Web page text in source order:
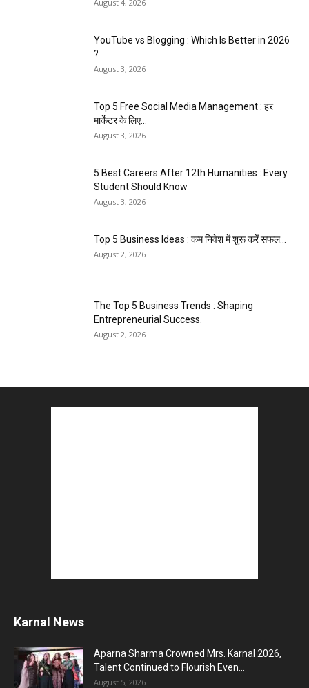
August 4, 2026
YouTube vs Blogging : Which Is Better in 2026
?
August 3, 2026
Top 5 Free Social Media Management : हर
मार्केटर के लिए...
August 3, 2026
5 Best Careers After 12th Humanities : Every
Student Should Know
August 3, 2026
Top 5 Business Ideas : कम निवेश में शुरू करें सफल...
August 2, 2026
The Top 5 Business Trends : Shaping
Entrepreneurial Success.
August 2, 2026
Karnal News
Aparna Sharma Crowned Mrs. Karnal 2026,
Talent Continued to Flourish Even...
August 5, 2026